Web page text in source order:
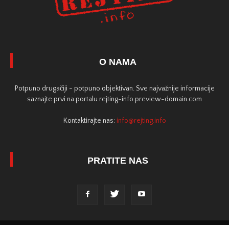
O NAMA
Potpuno drugačiji - potpuno objektivan. Sve najvažnije informacije
saznajte prvi na portalu rejting-info.preview-domain.com
Kontaktirajte nas: info@rejting.info
PRATITE NAS